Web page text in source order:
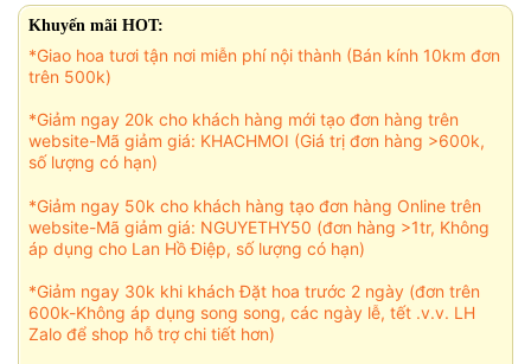
là:
750.000 ₫.
620.000 ₫.
Khuyến mãi HOT:
*Giao hoa tươi tận nơi miễn phí nội thành (Bán kính 10km đơn
trên 500k)
*Giảm ngay 20k cho khách hàng mới tạo đơn hàng trên
website-Mã giảm giá: KHACHMOI (Giá trị đơn hàng >600k,
số lượng có hạn)
*Giảm ngay 50k cho khách hàng tạo đơn hàng Online trên
website-Mã giảm giá: NGUYETHY50 (đơn hàng >1tr, Không
áp dụng cho Lan Hồ Điệp, số lượng có hạn)
*Giảm ngay 30k khi khách Đặt hoa trước 2 ngày (đơn trên
600k-Không áp dụng song song, các ngày lễ, tết .v.v. LH
Zalo để shop hỗ trợ chi tiết hơn)